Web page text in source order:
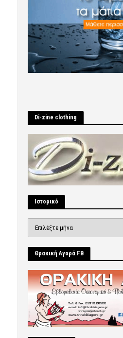
Di-zine clothing
Ιστορικό
Θρακική Αγορά FB